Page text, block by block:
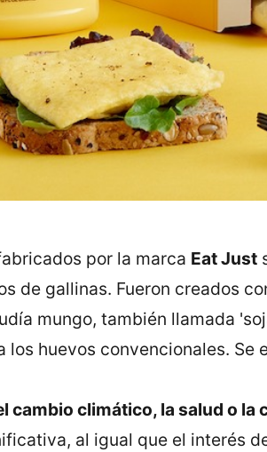
por la marca Eat Just
de gallinas. Fueron creados
mungo, también llamada
los huevos convencionales. Se
cambio climático, la salud o la
al igual que el interés